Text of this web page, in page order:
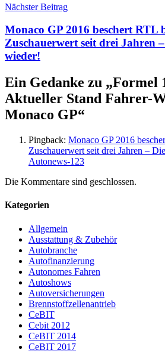
Nächster Beitrag
Monaco GP 2016 beschert RTL
Zuschauerwert seit drei Jahren
wieder!
Ein Gedanke zu „Formel
Aktueller Stand Fahrer-
Monaco GP“
Pingback: Monaco GP 2016
Zuschauerwert seit drei Jahren –
Autonews-123
Die Kommentare sind geschlossen.
Kategorien
Allgemein
Ausstattung & Zubehör
Autobranche
Autofinanzierung
Autonomes Fahren
Autoshows
Autoversicherungen
Brennstoffzellenantrieb
CeBIT
Cebit 2012
CeBIT 2014
CeBIT 2017